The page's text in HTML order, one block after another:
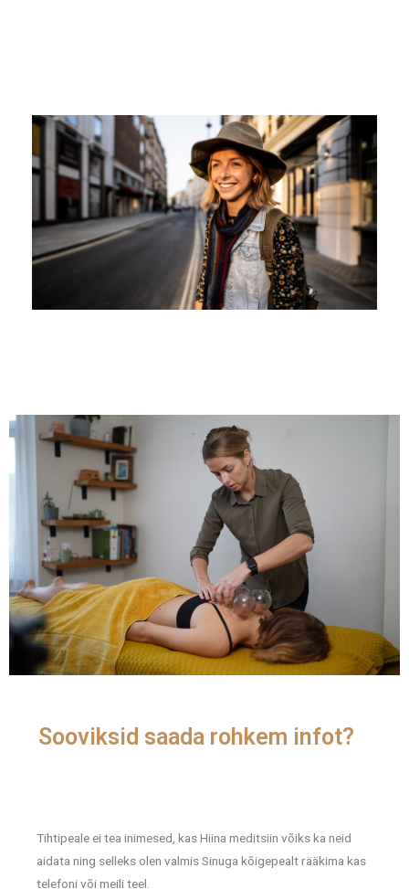
Sooviksid saada rohkem infot?
Tihtipeale ei tea inimesed, kas Hiina meditsiin võiks ka neid
aidata ning selleks olen valmis Sinuga kõigepealt rääkima kas
telefoni või meili teel.